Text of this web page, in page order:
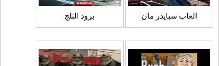
العاب سبايدر مان برود الثلج